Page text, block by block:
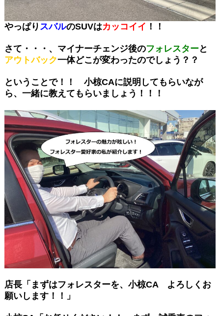
やっぱり スバルのSUVはカッコイイ ！！
さて・・・、マイナーチェンジ後のフォレスターと
アウトバック一体どこが変わったのでしょう？？
という ことで！！ 小椋CAに説明してもらいなが
ら、一緒に教えてもらいましょう！！！
店長「まずはフォレスターを、小椋CA よろしくお
願いします！！」